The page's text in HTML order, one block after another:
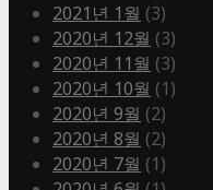
2021년 1월 (3)
2020년 12월 (3)
2020년 11월 (3)
2020년 10월 (1)
2020년 9월 (2)
2020년 8월 (2)
2020년 7월 (1)